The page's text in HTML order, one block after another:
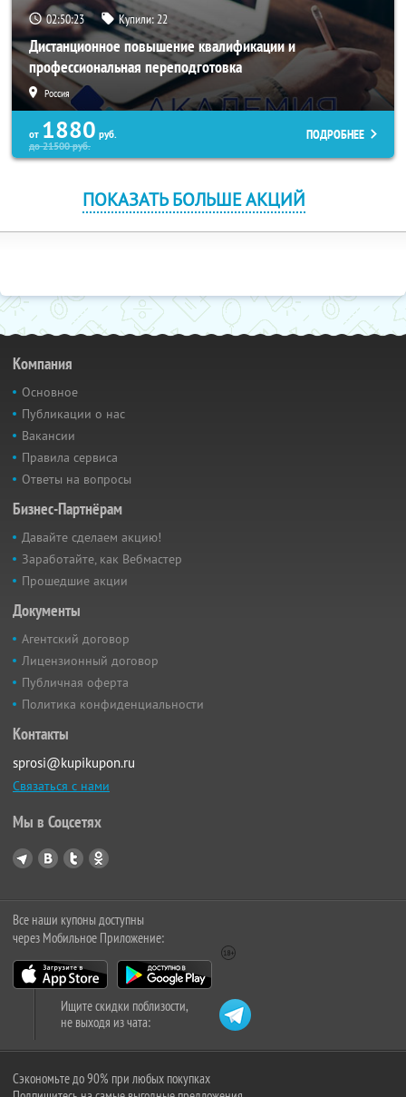
02:50:23 Купили:22
Дистанционное повышение квалификации и
профессиональная переподготовка
Россия
от 1880 руб.
до21500руб.
ПОДРОБНЕЕ
ПОКАЗАТЬ БОЛЬШЕ АКЦИЙ
Компания
Основное
Публикации о нас
Вакансии
Правила сервиса
Ответы на вопросы
Бизнес-Партнёрам
Давайте сделаем акцию!
Заработайте, как Вебмастер
Прошедшие акции
Документы
Агентский договор
Лицензионный договор
Публичная оферта
Политика конфиденциальности
Контакты
sprosi@kupikupon.ru
Связаться с нами
Мы в Соцсетях
Все наши купоны доступны
через Мобильное Приложение:
Ищите скидки поблизости,
не выходя из чата:
Сэкономьте до 90% при любых покупках